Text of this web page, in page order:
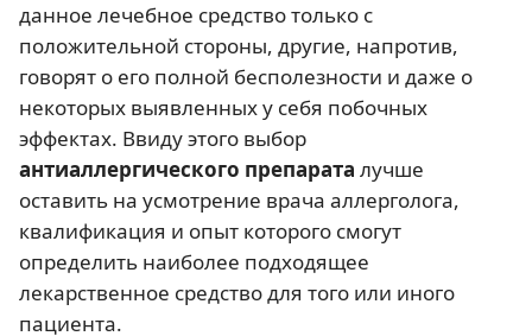
данное лечебное средство только с
положительной стороны, другие, напротив,
говорят о его полной бесполезности и даже о
некоторых выявленных у себя побочных
эффектах. Ввиду этого выбор
антиаллергического препарата лучше
оставить на усмотрение врача аллерголога,
квалификация и опыт которого смогут
определить наиболее подходящее
лекарственное средство для того или иного
пациента.